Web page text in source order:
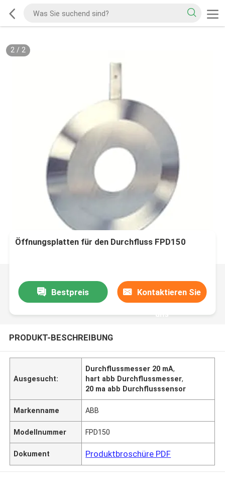
2/ 2
Öffnungsplatten für den Durchfluss FPD150
Bestpreis Kontaktieren Sie
uns
PRODUKT-BESCHREIBUNG
Ausgesucht:
Durchflussmesser 20 mA,
hart abb Durchflussmesser,
20 ma abb Durchflusssensor
Markenname ABB
Modellnummer FPD150
Dokument Produktbroschüre PDF